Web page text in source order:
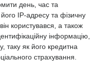
день, час та
його IP-адресу та фізичну
користувався, а також
інформацію,
таку як його кредитна
страхування.